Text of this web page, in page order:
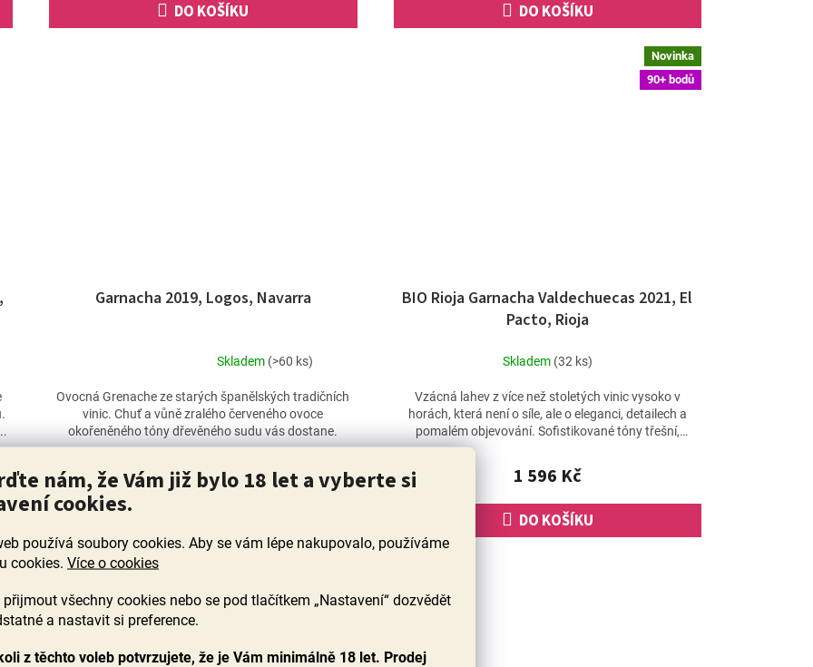
nám, že Vám již bylo 18 let a vyberte si
cookies.
používá soubory cookies. Aby se vám lépe nakupovalo, používáme
cookies. Více o cookies
přijmout všechny cookies nebo se pod tlačítkem „Nastavení“ dozvědět
a nastavit si preference.
z těchto voleb potvrzujete, že je Vám minimálně 18 let. Prodej
DO KOŠÍKU DO KOŠÍKU
Garnacha 2019, Logos, Navarra
hodnocení
produktu
je
5,0
5
hvězdiček.
Skladem (>60 ks)
269 Kč
Ovocná Grenache ze starých španělských tradičních
vinic. Chuť a vůně zralého červeného ovoce
okořeněného tóny dřevěného sudu vás dostane.
Novinka
90+ bodů
BIO Rioja Garnacha Valdechuecas 2021, El
Pacto, Rioja
Skladem (32 ks)
1 596 Kč
DO KOŠÍKU
Vzácná lahev z více než stoletých vinic vysoko v
horách, která není o síle, ale o eleganci, detailech a
pomalém objevování. Sofistikované tóny třešní,